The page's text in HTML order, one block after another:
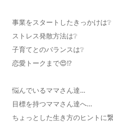
事業をスタートしたきっかけは❔
ストレス発散方法は❔
子育てとのバランスは❔
恋愛トークまで😍⁉️
悩んでいるママさん達…
目標を持つママさん達へ…
ちょっとした生き方のヒントに